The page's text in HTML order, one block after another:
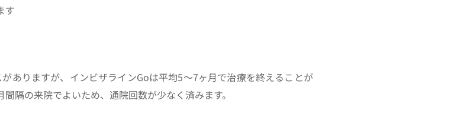
す
ありますが、インビザラインGoは平均5～7ヶ月で治療を終えることが
隔の来院でよいため、通院回数が少なく済みます。